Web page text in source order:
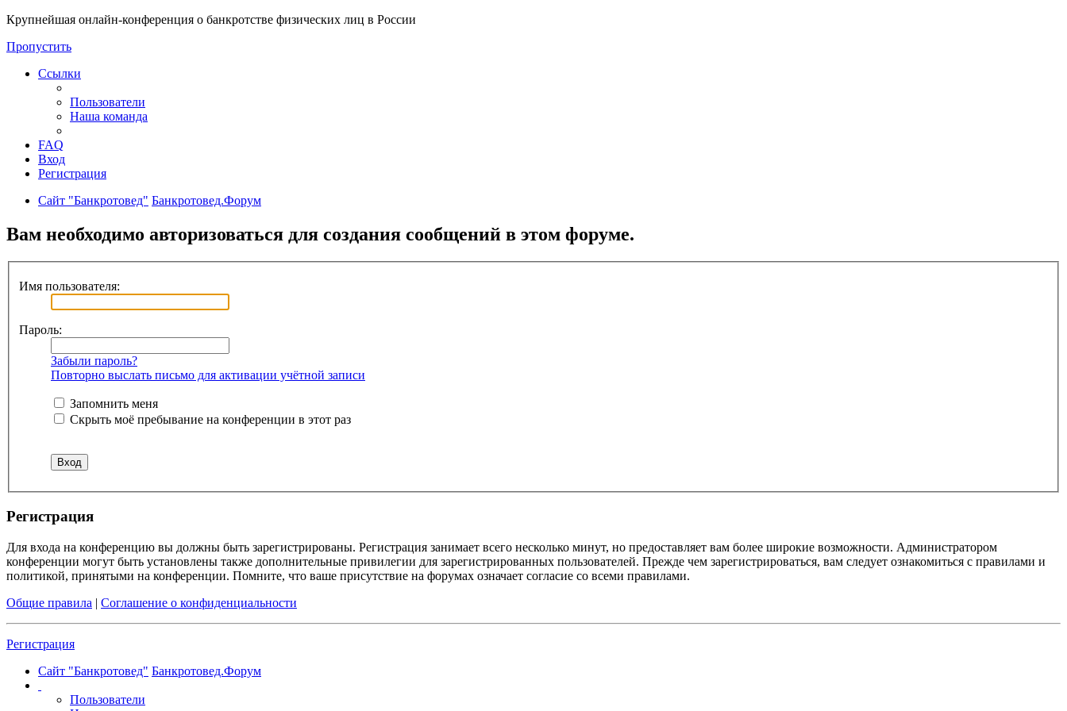
Крупнейшая онлайн-конференция о банкротстве физических лиц в России
Пропустить
Ссылки
Пользователи
Наша команда
FAQ
Вход
Регистрация
Сайт "Банкротовед" Банкротовед.Форум
Вам необходимо авторизоваться для создания сообщений в этом форуме.
Имя пользователя:
Пароль:
Забыли пароль?
Повторно выслать письмо для активации учётной записи
Запомнить меня
Скрыть моё пребывание на конференции в этот раз
Регистрация
Для входа на конференцию вы должны быть зарегистрированы. Регистрация занимает всего несколько минут, но предоставляет вам более широкие возможности. Администратором
конференции могут быть установлены также дополнительные привилегии для зарегистрированных пользователей. Прежде чем зарегистрироваться, вам следует ознакомиться с правилами и
политикой, принятыми на конференции. Помните, что ваше присутствие на форумах означает согласие со всеми правилами.
Общие правила | Соглашение о конфиденциальности
Регистрация
Сайт "Банкротовед" Банкротовед.Форум
Пользователи